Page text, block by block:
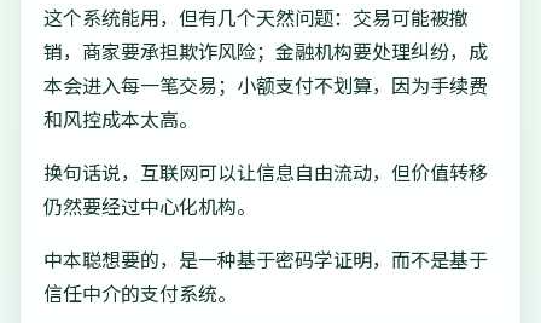
这个系统能用，但有几个天然问题：交易可能被撤
销，商家要承担欺诈风险；金融机构要处理纠纷，成
本会进入每一笔交易；小额支付不划算，因为手续费
和风控成本太高。
换句话说，互联网可以让信息自由流动，但价值转移
仍然要经过中心化机构。
中本聪想要的，是一种基于密码学证明，而不是基于
信任中介的支付系统。